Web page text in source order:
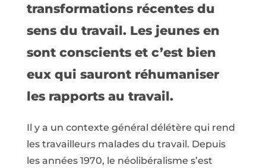
transformations récentes du
sens du travail. Les jeunes en
sont conscients et c’est bien
eux qui sauront réhumaniser
les rapports au travail.
Il y a un contexte général délétère qui rend
les travailleurs malades du travail. Depuis
les années 1970, le néolibéralisme s’est